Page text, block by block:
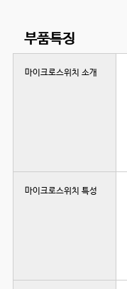
부품특징
마이크로스위치 소개
마이크로스위치 특성